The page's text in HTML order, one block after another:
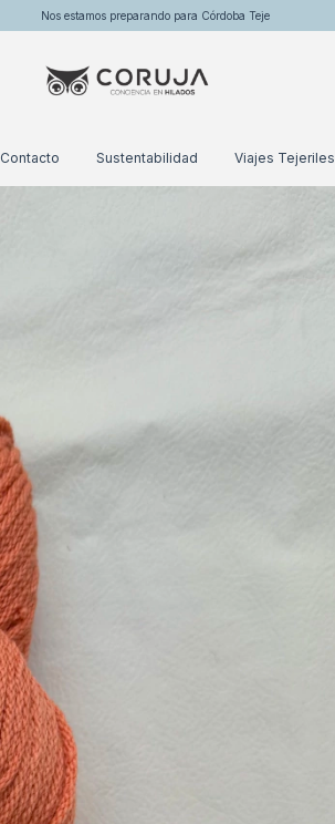
Nos estamos preparando para Córdoba Teje
Contacto Sustentabilidad Viajes Tejeriles